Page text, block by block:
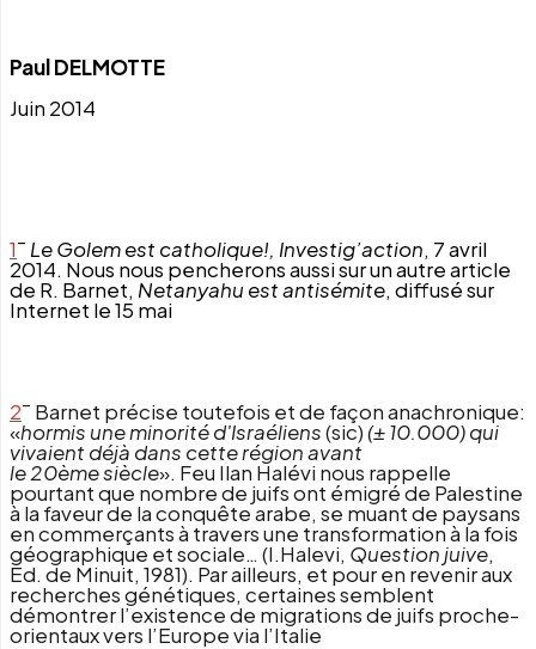
Paul DELMOTTE
Juin 2014
1– Le Golem est catholique!, Investig’action, 7 avril
2014. Nous nous pencherons aussi sur un autre article
de R. Barnet, Netanyahu est antisémite, diffusé sur
Internet le 15 mai
2– Barnet précise toutefois et de façon anachronique:
«hormis une minorité d'Israéliens(sic)(± 10.000) qui
vivaient déjà dans cette région avant
le 20ème siècle». Feu Ilan Halévi nous rappelle
pourtant que nombre de juifs ont émigré de Palestine
à la faveur de la conquête arabe, se muant de paysans
en commerçants à travers une transformation à la fois
géographique et sociale… (I.Halevi, Question juive,
Ed. de Minuit, 1981). Par ailleurs, et pour en revenir aux
recherches génétiques, certaines semblent
démontrer l’existence de migrations de juifs proche-
orientaux vers l’Europe via l’Italie